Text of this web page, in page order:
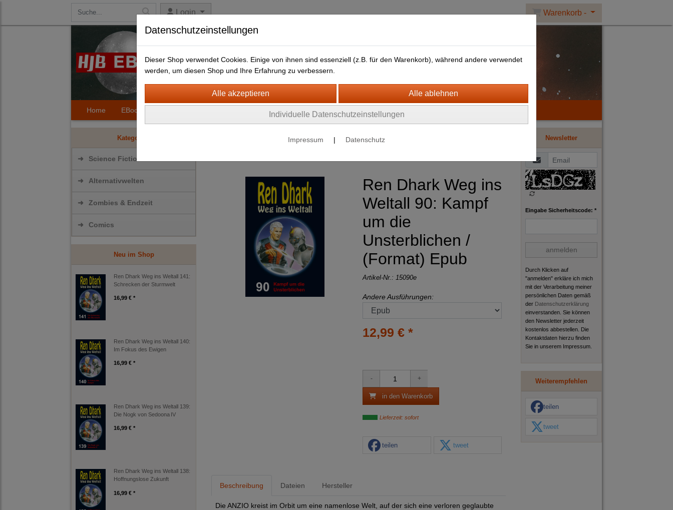
Login Warenkorb -
Home EBooks HJB Bücher Newsletter
Kategorien
➜ Science Fiction
➜ Alternativwelten
➜ Zombies & Endzeit
➜ Comics
Neu im Shop
Ren Dhark Weg ins Weltall 141:
Schrecken der Sturmwelt
16,99 € *
Ren Dhark Weg ins Weltall 140:
Im Fokus des Ewigen
16,99 € *
Ren Dhark Weg ins Weltall 139:
Die Nogk von Sedoona IV
16,99 € *
Ren Dhark Weg ins Weltall 138:
Hoffnungslose Zukunft
16,99 € *
Ren Dhark : Weg ins Weltall
Ren Dhark Weg ins
Weltall 90: Kampf
um die
Unsterblichen /
(Format) Epub
Artikel-Nr.:15090e
Andere Ausführungen:
12,99 € *
in den Warenkorb
Lieferzeit: sofort
teilen tweet
Beschreibung Dateien Hersteller
Die ANZIO kreist im Orbit um eine namenlose Welt, auf der sich eine verloren geglaubte
Newsletter
Eingabe Sicherheitscode: *
anmelden
Durch Klicken auf
"anmelden" erkläre ich mich
mit der Verarbeitung meiner
persönlichen Daten gemäß
der Datenschutzerklärung
einverstanden. Sie können
den Newsletter jederzeit
kostenlos abbestellen. Die
Kontaktdaten hierzu finden
Sie in unserem Impressum.
Weiterempfehlen
teilen
tweet
Datenschutzeinstellungen
Dieser Shop verwendet Cookies. Einige von ihnen sind essenziell (z.B. für den Warenkorb), während andere verwendet
werden, um diesen Shop und Ihre Erfahrung zu verbessern.
Individuelle Datenschutzeinstellungen
Impressum | Datenschutz